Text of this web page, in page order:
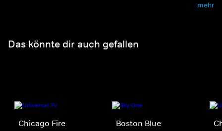
mehr
Das könnte dir auch gefallen
Chicago Fire Boston Blue